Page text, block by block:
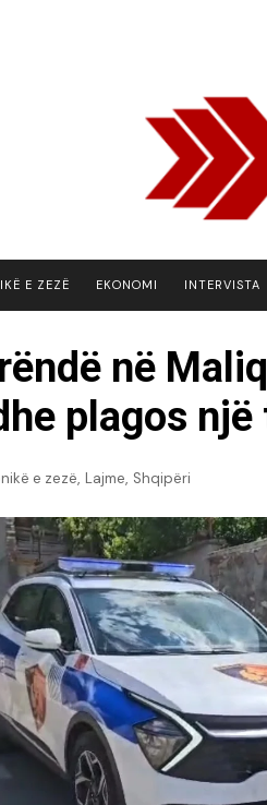
E ZEZË EKONOMI INTERVISTA
në
plagos
e zezë, Lajme, Shqipëri